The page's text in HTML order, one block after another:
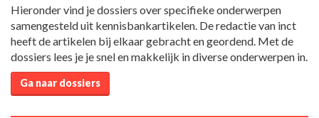
Hieronder vind je dossiers over specifieke onderwerpen
samengesteld uit kennisbankartikelen. De redactie van inct
heeft de artikelen bij elkaar gebracht en geordend. Met de
dossiers lees je je snel en makkelijk in diverse onderwerpen in.
Ga naar dossiers